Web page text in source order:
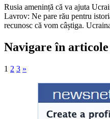
Rusia amenință că va ajuta
Lavrov: Ne pare rău pentru
recunosc că vom câștiga.
Navigare în articole
1 2 3 »